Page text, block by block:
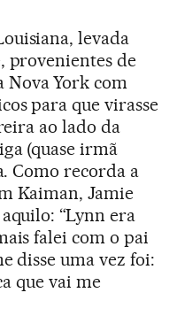
levada
provenientes de
York com
para que virasse
ao lado da
(quase irmã
Como recorda a
Kaiman, Jamie
“Lynn era
falei com o pai
disse uma vez foi:
que vai me